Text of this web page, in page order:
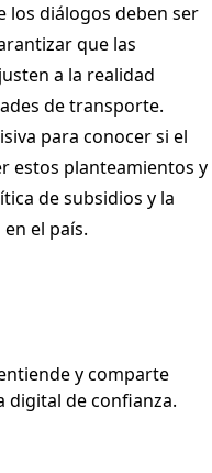
los diálogos deben ser
que las
a la realidad
de transporte.
para conocer si el
estos planteamientos y
de subsidios y la
el país.
y comparte
digital de confianza.